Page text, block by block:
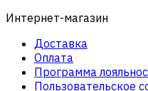
Интернет-магазин
Доставка
Оплата
Программа
Пользовательское